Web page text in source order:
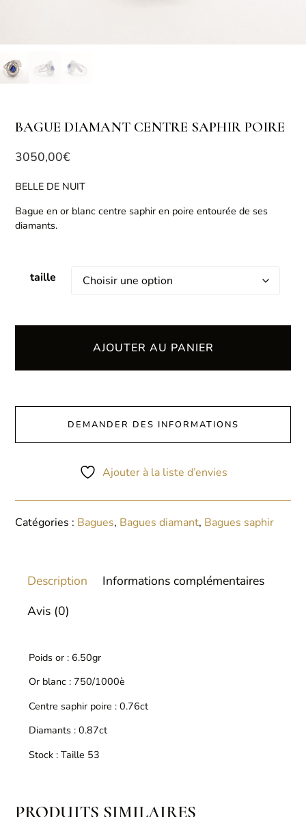
BAGUE DIAMANT CENTRE SAPHIR POIRE
3050,00€
BELLE DE NUIT
Bague en or blanc centre saphir en poire entourée de ses
diamants.
taille
AJOUTER AU PANIER
DEMANDER DES INFORMATIONS
Ajouter à la liste d’envies
Catégories : Bagues, Bagues diamant, Bagues saphir
Description
Informations complémentaires
Avis (0)
Poids or : 6.50gr
Or blanc : 750/1000è
Centre saphir poire : 0.76ct
Diamants : 0.87ct
Stock : Taille 53
PRODUITS SIMILAIRES